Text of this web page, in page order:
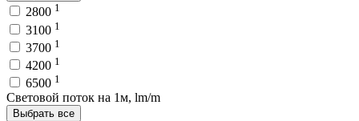
2800 1
3100 1
3700 1
4200 1
6500 1
Световой поток на 1м, lm/m
Выбрать все